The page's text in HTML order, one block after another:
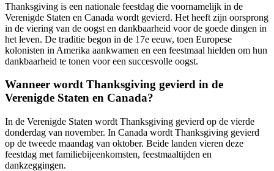
Thanksgiving is een nationale feestdag die voornamelijk in de
Verenigde Staten en Canada wordt gevierd. Het heeft zijn oorsprong
in de viering van de oogst en dankbaarheid voor de goede dingen in
het leven. De traditie begon in de 17e eeuw, toen Europese
kolonisten in Amerika aankwamen en een feestmaal hielden om hun
dankbaarheid te tonen voor een succesvolle oogst.
Wanneer wordt Thanksgiving gevierd in de
Verenigde Staten en Canada?
In de Verenigde Staten wordt Thanksgiving gevierd op de vierde
donderdag van november. In Canada wordt Thanksgiving gevierd
op de tweede maandag van oktober. Beide landen vieren deze
feestdag met familiebijeenkomsten, feestmaaltijden en
dankzeggingen.